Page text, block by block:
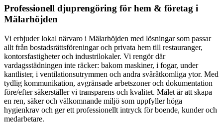
Professionell djuprengöring för hem & företag i
Mälarhöjden
Vi erbjuder lokal närvaro i Mälarhöjden med lösningar som passar
allt från bostadsrättsföreningar och privata hem till restauranger,
kontorsfastigheter och industrilokaler. Vi rengör där
vardagsstädningen inte räcker: bakom maskiner, i fogar, under
kantlister, i ventilationsutrymmen och andra svåråtkomliga ytor. Med
tydlig kommunikation, avgränsade arbetszoner och dokumentation
före/efter säkerställer vi transparens och kvalitet. Målet är att skapa
en ren, säker och välkomnande miljö som uppfyller höga
hygienkrav och ger ett professionellt intryck för boende, kunder och
medarbetare.